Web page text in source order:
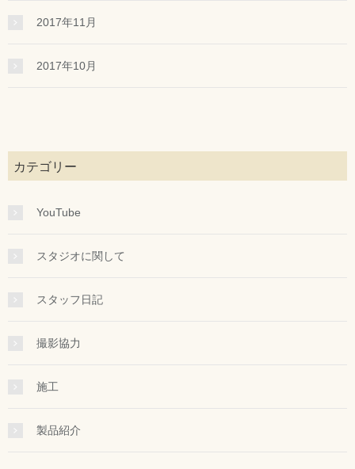
2017年11月
2017年10月
カテゴリー
YouTube
スタジオに関して
スタッフ日記
撮影協力
施工
製品紹介